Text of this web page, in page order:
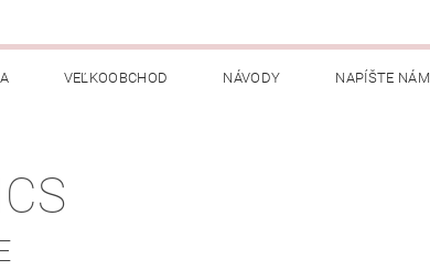
VEĽKOOBCHOD NÁVODY NAPÍŠTE NÁM